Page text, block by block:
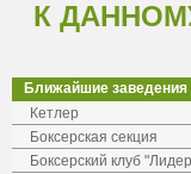
К
Ближайшие заведения
Кетлер
Боксерская секция
Боксерский клуб